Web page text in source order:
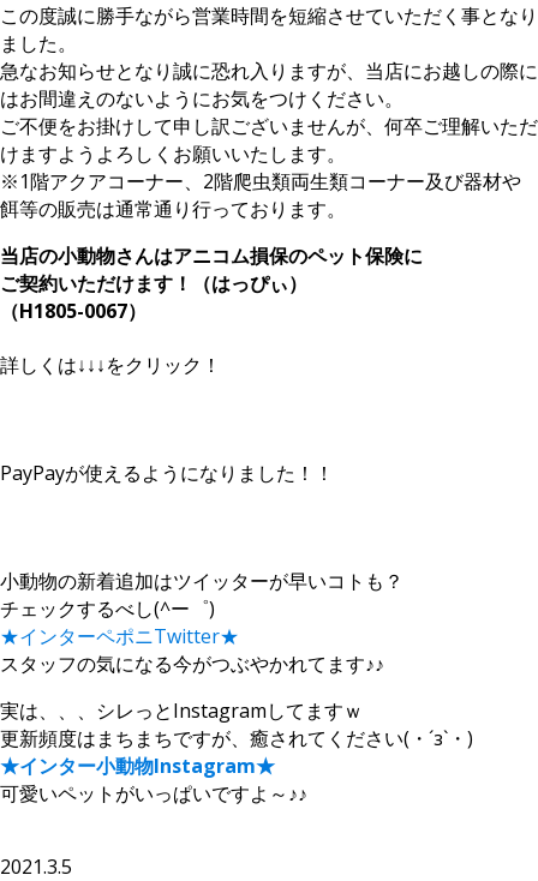
この度誠に勝手ながら営業時間を短縮させていただく事となり
ました。
急なお知らせとなり誠に恐れ入りますが、当店にお越しの際に
はお間違えのないようにお気をつけください。
ご不便をお掛けして申し訳ございませんが、何卒ご理解いただ
けますようよろしくお願いいたします。
※1階アクアコーナー、2階爬虫類両生類コーナー及び器材や
餌等の販売は通常通り行っております。
当店の小動物さんはアニコム損保のペット保険に
ご契約いただけます！（はっぴぃ）
（H1805-0067）
詳しくは↓↓↓をクリック！
PayPayが使えるようになりました！！
小動物の新着追加はツイッターが早いコトも？
チェックするべし(^ー゜)
★インターペポニTwitter★
スタッフの気になる今がつぶやかれてます♪♪
実は、、、シレっとInstagramしてますｗ
更新頻度はまちまちですが、癒されてください(・´з`・)
★インター小動物Instagram★
可愛いペットがいっぱいですよ～♪♪
2021.3.5